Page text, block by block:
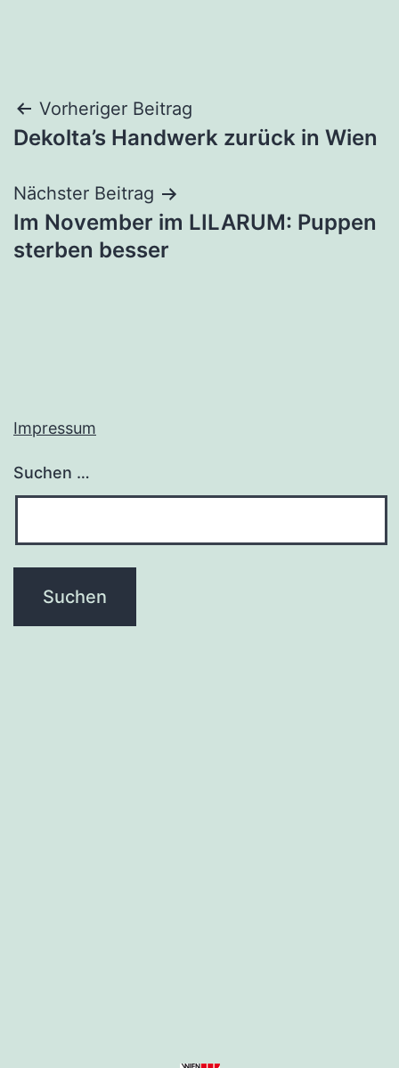
Beitragsnavigation
Vorheriger Beitrag
Dekolta’s Handwerk zurück in Wien
Nächster Beitrag
Im November im LILARUM: Puppen
sterben besser
Impressum
Suchen …